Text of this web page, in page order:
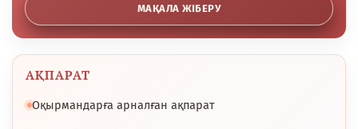
МАҚАЛА ЖІБЕРУ
АҚПАРАТ
Оқырмандарға арналған ақпарат